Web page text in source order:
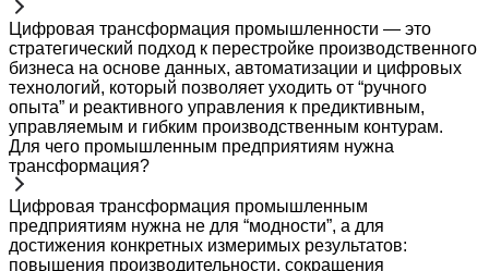
Цифровая трансформация промышленности — это
стратегический подход к перестройке производственного
бизнеса на основе данных, автоматизации и цифровых
технологий, который позволяет уходить от “ручного
опыта” и реактивного управления к предиктивным,
управляемым и гибким производственным контурам.
Для чего промышленным предприятиям нужна
трансформация?
Цифровая трансформация промышленным
предприятиям нужна не для “модности”, а для
достижения конкретных измеримых результатов:
повышения производительности, сокращения